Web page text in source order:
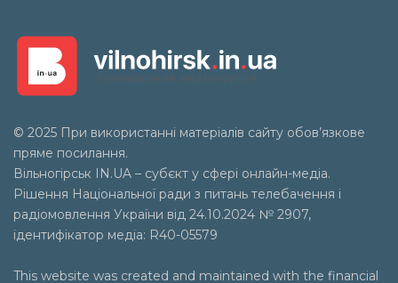
© 2025 При використанні матеріалів сайту обов’язкове
пряме посилання.
Вільногірськ
IN.UA – субєкт у сфері онлайн-медіа.
Рішення Національної ради з питань телебачення і
радіомовлення України від 24.10.2024 № 2907,
ідентифікатор медіа: R40-05579
This website was created and maintained with the financial